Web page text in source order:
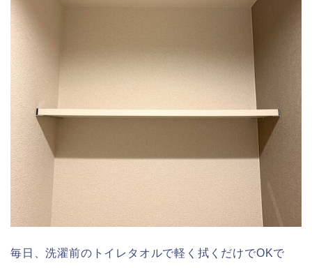
毎日、洗濯前のトイレタオルで軽く拭くだけでOKで